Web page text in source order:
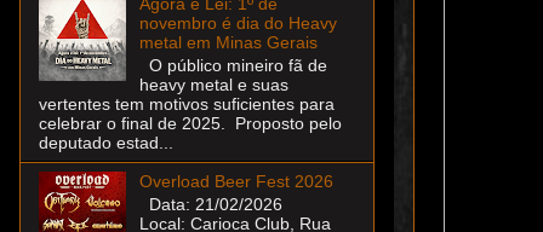
Agora é Lei: 1º de
novembro é dia do Heavy
metal em Minas Gerais
O público mineiro fã de
heavy metal e suas
vertentes tem motivos suficientes para
celebrar o final de 2025. Proposto pelo
deputado estad...
Overload Beer Fest 2026
Data: 21/02/2026
Local: Carioca Club, Rua